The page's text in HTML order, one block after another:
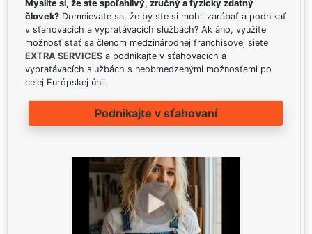
Myslíte si, že ste spoľahlivý, zručný a fyzicky zdatný
človek? Domnievate sa, že by ste si mohli zarábať a podnikať
v sťahovacích a vypratávacích službách? Ak áno, využite
možnosť stať sa členom medzinárodnej franchisovej siete
EXTRA SERVICES a podnikajte v sťahovacích a
vypratávacích službách s neobmedzenými možnosťami po
celej Európskej únii.
Podnikajte v sťahovaní